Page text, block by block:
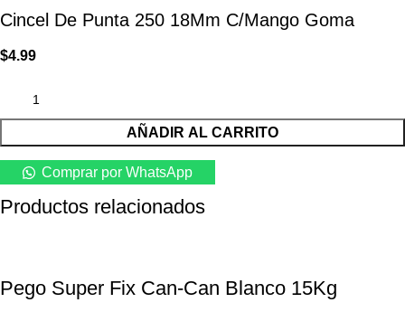
Cincel De Punta 250 18Mm C/Mango Goma
$4.99
AÑADIR AL CARRITO
Comprar por WhatsApp
Productos relacionados
Pego Super Fix Can-Can Blanco 15Kg